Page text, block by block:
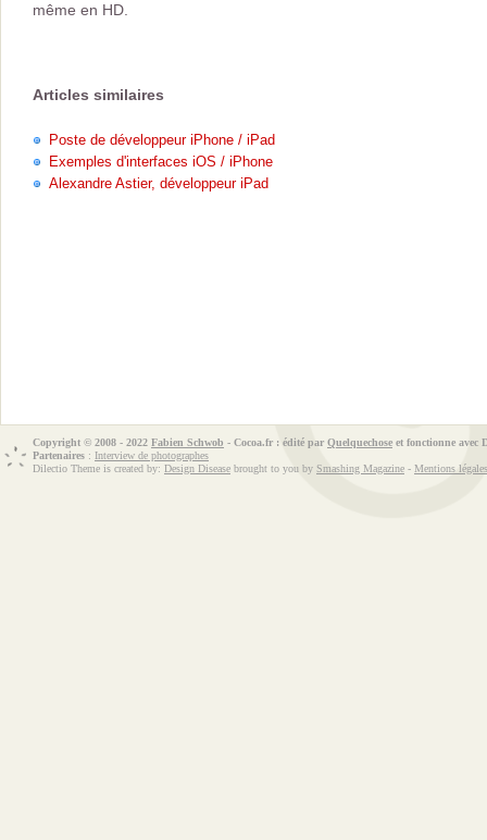
même en HD.
Articles similaires
Poste de développeur iPhone / iPad
Exemples d'interfaces iOS / iPhone
Alexandre Astier, développeur iPad
Copyright © 2008 - 2022 Fabien Schwob - Cocoa.fr : édité par Quelquechose et fonctionne avec
Partenaires : Interview de photographes
Dilectio Theme is created by: Design Disease brought to you by Smashing Magazine - Mentions légales